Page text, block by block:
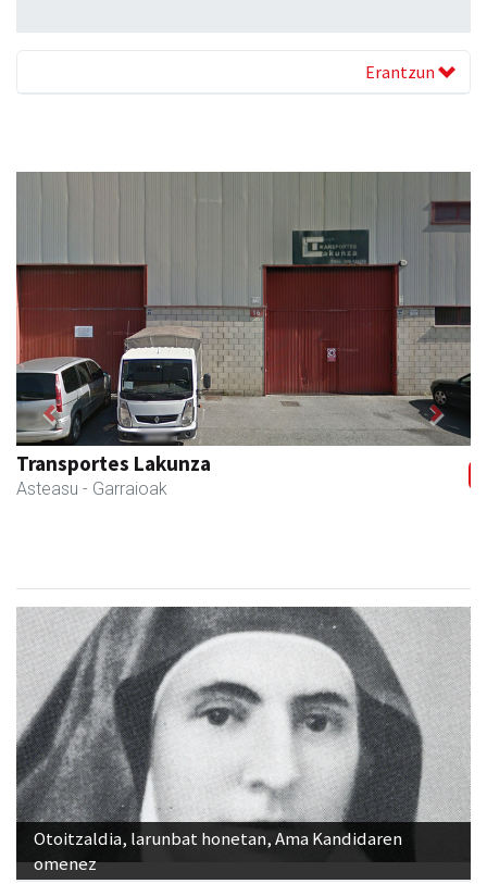
Erantzun
Elizondo taberna
Andoain -
Previous Next
Otoitzaldia, larunbat honetan, Ama Kandidaren
omenez